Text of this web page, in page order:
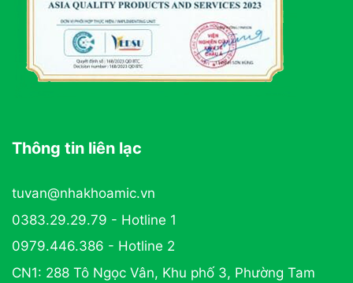
Thông tin liên lạc
tuvan@nhakhoamic.vn
0383.29.29.79 - Hotline 1
0979.446.386 - Hotline 2
CN1: 288 Tô Ngọc Vân, Khu phố 3, Phường Tam